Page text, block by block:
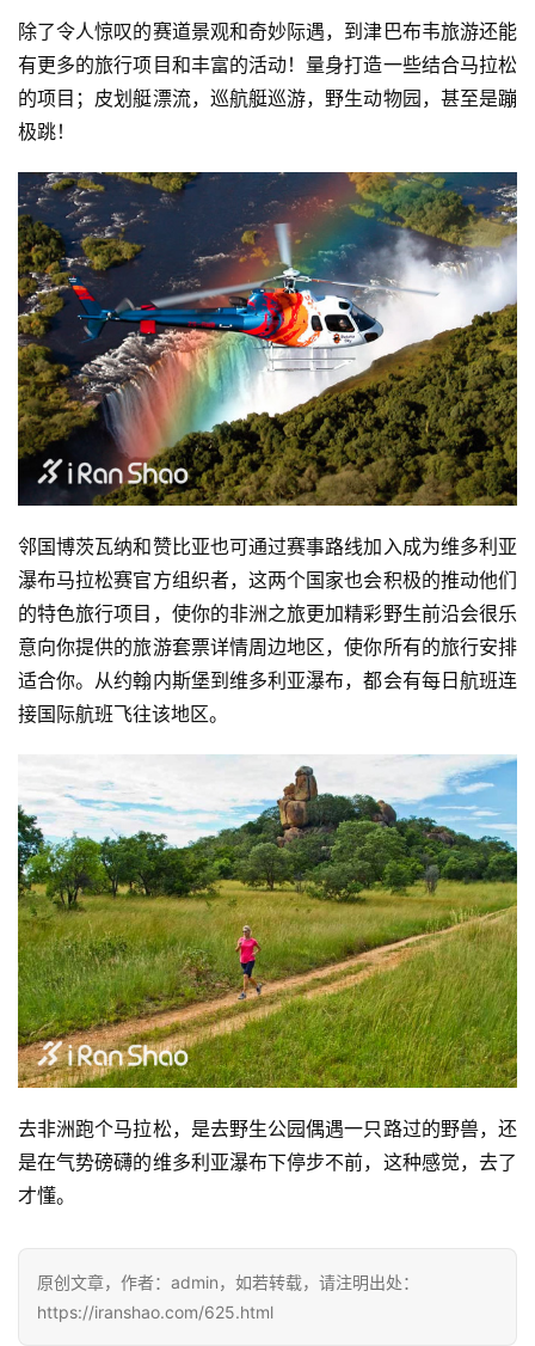
除了令人惊叹的赛道景观和奇妙际遇，到津巴布韦旅游还能
有更多的旅行项目和丰富的活动！量身打造一些结合马拉松
的项目；皮划艇漂流，巡航艇巡游，野生动物园，甚至是蹦
极跳！
邻国博茨瓦纳和赞比亚也可通过赛事路线加入成为维多利亚
瀑布马拉松赛官方组织者，这两个国家也会积极的推动他们
的特色旅行项目，使你的非洲之旅更加精彩野生前沿会很乐
意向你提供的旅游套票详情周边地区，使你所有的旅行安排
适合你。从约翰内斯堡到维多利亚瀑布，都会有每日航班连
接国际航班飞往该地区。
去非洲跑个马拉松，是去野生公园偶遇一只路过的野兽，还
是在气势磅礴的维多利亚瀑布下停步不前，这种感觉，去了
才懂。
原创文章，作者：admin，如若转载，请注明出处：
https://iranshao.com/625.html